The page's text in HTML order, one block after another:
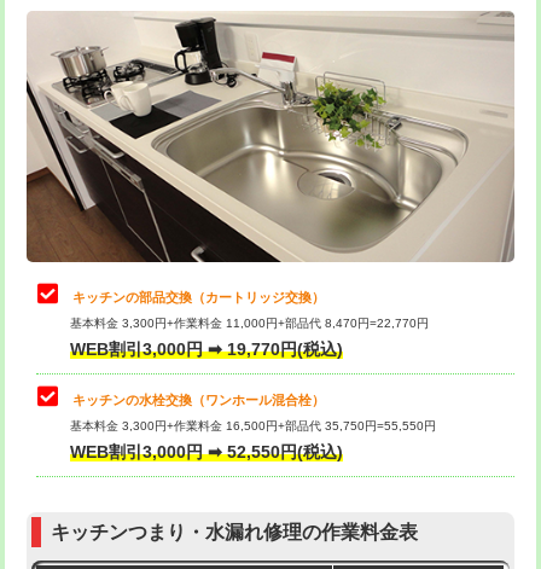
給水管工事※（バンド止め) 3,300円
給水管工事※（支持金具設置) 5,500円
給水管工事※（保温材使用（バンド止
め込み）)
5,500円
給水管工事※（土の掘削・埋め戻し作
11,000円
給水管工事※（塩ビ管（VP・HI）使
用/3ｍまで)
給水管工事※（塩ビ管（VP・HI）使
用（追加）/3ｍ超え)
給水管工事※（ライニング鋼管・銅
管・ポリ管・HT管使用/3ｍまで)
44,000円
管・ポリ管・HT管使用/3ｍ超え)
追加トーラー機使用/3m超え +3,300円
カメラ調査 33,000円
桝清掃 8,800円
止水・漏水調査・防水処理・清掃・修
理・調整・分解・加工など（軽作業）
11,000円
止水・漏水調査・防水処理・清掃・修
理・調整・分解・加工など（中作業）
22,000円
止水・漏水調査・防水処理・清掃・修
理・調整・分解・加工など（重作業）
33,000円
お風呂タンク脱着
その他部品の脱着
キッチンの部品交換（カートリッジ交換）
基本料金 3,300円+作業料金 11,000円+部品代 8,470円=22,770円
WEB割引3,000円 ➡ 19,770円(税込)
キッチンの水栓交換（ワンホール混合栓）
基本料金 3,300円+作業料金 16,500円+部品代 35,750円=55,550円
WEB割引3,000円 ➡ 52,550円(税込)
キッチンつまり・水漏れ修理の作業料金表